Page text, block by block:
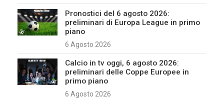
Pronostici del 6 agosto 2026:
preliminari di Europa League in primo
piano
6 Agosto 2026
Calcio in tv oggi, 6 agosto 2026:
preliminari delle Coppe Europee in
primo piano
6 Agosto 2026